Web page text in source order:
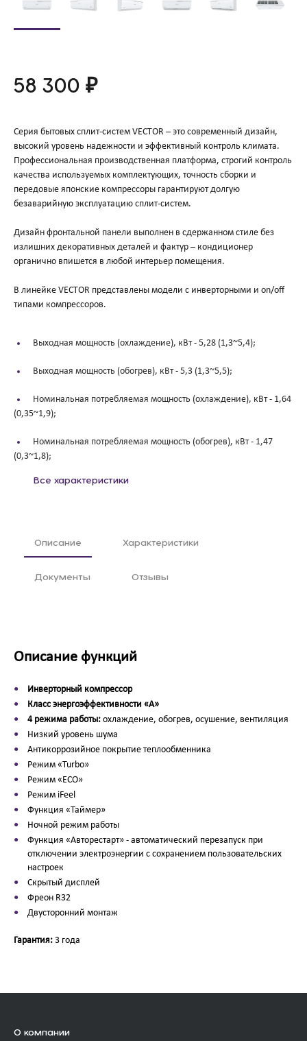
58 300 ₽
Серия бытовых сплит-систем VECTOR – это современный дизайн,
высокий уровень надежности и эффективный контроль климата.
Профессиональная производственная платформа, строгий контроль
качества используемых комплектующих, точность сборки и
передовые японские компрессоры гарантируют долгую
безаварийную эксплуатацию сплит-систем.
Дизайн фронтальной панели выполнен в сдержанном стиле без
излишних декоративных деталей и фактур – кондиционер
органично впишется в любой интерьер помещения.
В линейке VECTOR представлены модели с инверторными и on/off
типами компрессоров.
Выходная мощность (охлаждение), кВт - 5,28 (1,3~5,4);
Выходная мощность (обогрев), кВт - 5,3 (1,3~5,5);
Номинальная потребляемая мощность (охлаждение), кВт - 1,64
(0,35~1,9);
Номинальная потребляемая мощность (обогрев), кВт - 1,47
(0,3~1,8);
Все характеристики
Описание Характеристики
Документы Отзывы
Описание функций
Инверторный компрессор
Класс энергоэффективности «А»
4 режима работы: охлаждение, обогрев, осушение, вентиляция
Низкий уровень шума
Антикоррозийное покрытие теплообменника
Режим «Turbo»
Режим «ECO»
Режим iFeel
Функция «Таймер»
Ночной режим работы
Функция «Авторестарт» - автоматический перезапуск при
отключении электроэнергии с сохранением пользовательских
настроек
Скрытый дисплей
Фреон R32
Двусторонний монтаж
Гарантия: 3 года
О компании